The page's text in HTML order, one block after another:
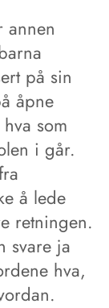
annen
på sin
åpne
som
i går.
å lede
retningen.
svare ja
hva,